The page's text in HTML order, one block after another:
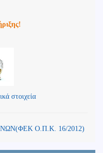
στοιχεία
Ο.Π.Κ. 16/2012)